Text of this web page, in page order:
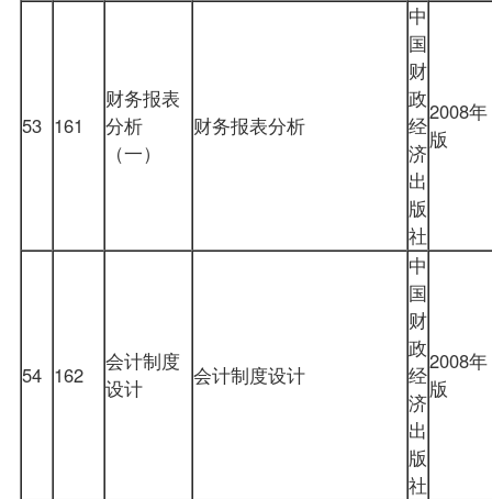
53 161
财务报表
分析
（一）
财务报表分析
中
国
财
政
经
济
出
版
社
2008年
版
54 162
会计制度
设计
会计制度设计
中
国
财
政
经
济
出
版
社
2008年
版